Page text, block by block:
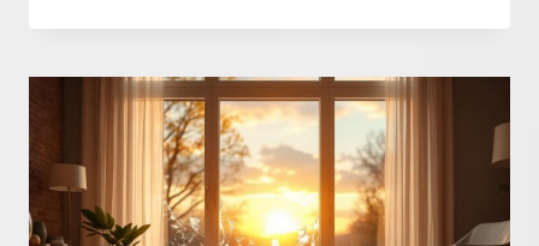
DÉMOLIR
MAISON
À
NIORT
:
QUELS
DIAGNOSTICS
OBLIGATOIRES